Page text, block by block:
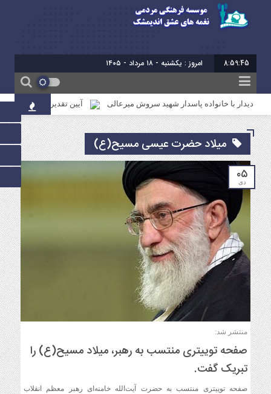
8:59:46 برابر با : 2
دیدار با خانواده پاسدار شهید سروش میرعالی آیین تقدیر از فعالین امر
میلاد حضرت عیسی مسیح(ع)
۰۵
دی
منتشر شد:
صفحه توییتری منتسب به رهبر، میلاد مسیح(ع) را
تبریک گفت.
صفحه توییتری منتسب به حضرت آیت‌الله خامنه‌ای رهبر معظم انقلاب